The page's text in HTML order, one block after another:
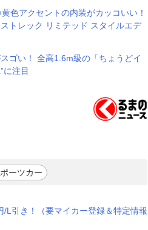
色アクセントの内装がカッコいい！
トレック リミテッド スタイルエデ
ゴい！ 全高1.6m級の「ちょうどイ
に注目
ーツカー
/L引き！（要マイカー登録＆特定情報